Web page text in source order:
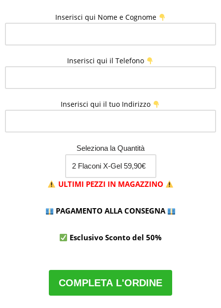
Inserisci qui Nome e Cognome
Inserisci qui il Telefono
Inserisci qui il tuo Indirizzo
Seleziona la Quantità
ULTIMI PEZZI IN MAGAZZINO
PAGAMENTO ALLA CONSEGNA
Esclusivo Sconto del 50%